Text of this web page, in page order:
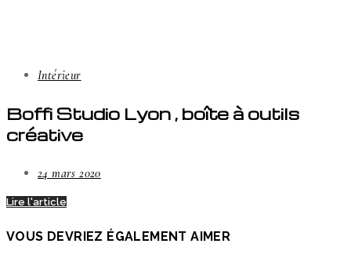
Intérieur
Boffi Studio Lyon , boîte à outils
créative
24 mars 2020
Lire l'article
VOUS DEVRIEZ ÉGALEMENT AIMER